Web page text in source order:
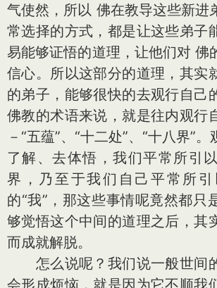
气使然，所以 佛在教导这些新进
常选择的方式，都是让这些弟子
易能够证悟的道理，让他们对 佛
信心。所以这部分的道理，其实
的弟子，能够很快的去观行自己
佛教的术语来说，就是往内观行
－“五蕴”、“十二处”、“十八界”
了解、去体悟，我们平常所引
界，乃至于我们自己平常所
的“我”，那这些事情呢竟然都只
够觉悟这个中间的道理之后，其
而成就解脱。
怎么说呢？我们说一般世间
会形成烦恼，就是因为它不顺我